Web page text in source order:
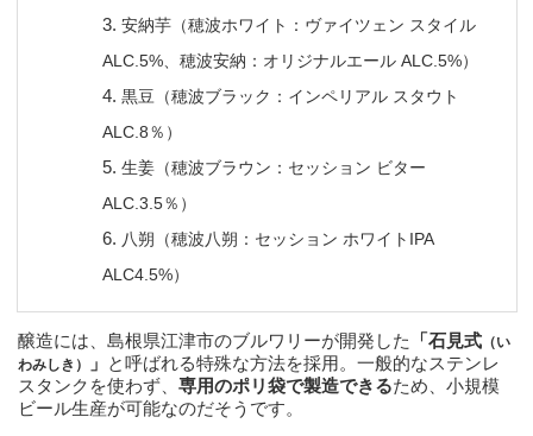
安納芋（穂波ホワイト：ヴァイツェン スタイル
ALC.5%、穂波安納：オリジナルエール ALC.5%）
黒豆（穂波ブラック：インペリアル スタウト
ALC.8％）
生姜（穂波ブラウン：セッション ビター
ALC.3.5％）
八朔（穂波八朔：セッション ホワイトIPA
ALC4.5%）
醸造には、島根県江津市のブルワリーが開発した 「石見式 （い
わみしき）
」 と呼ばれる特殊な方法を採用。一般的なステンレ
スタンクを使わず、 専用のポリ袋で製造できるため、小規模
ビール生産が可能なのだそうです。